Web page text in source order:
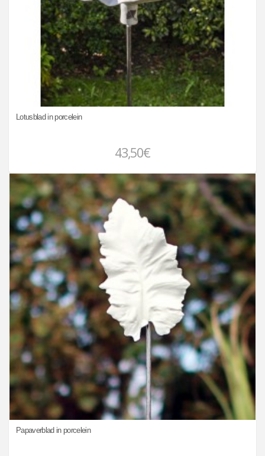
Lotusblad in porcelein
43,50€
Papaverblad in porcelein